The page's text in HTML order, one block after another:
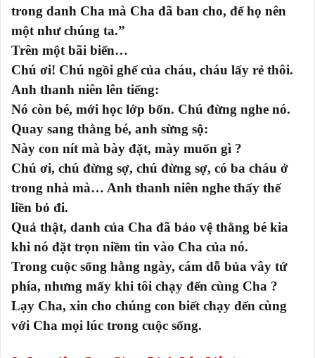
trong danh Cha mà Cha đã ban cho, để họ nên
một như chúng ta.”
Trên một bãi biển…
Chú ơi! Chú ngồi ghế của cháu, cháu lấy rẻ thôi.
Anh thanh niên lên tiếng:
Nó còn bé, mới học lớp bốn. Chú đừng nghe nó.
Quay sang thằng bé, anh sừng sộ:
Này con nít mà bày đặt, mày muốn gì ?
Chú ơi, chú đừng sợ, chú đừng sợ, có ba cháu ở
trong nhà mà… Anh thanh niên nghe thấy thế
liền bỏ đi.
Quả thật, danh của Cha đã bảo vệ thằng bé kia
khi nó đặt trọn niềm tin vào Cha của nó.
Trong cuộc sống hằng ngày, cám dỗ bủa vây tứ
phía, nhưng mấy khi tôi chạy đến cùng Cha ?
Lạy Cha, xin cho chúng con biết chạy đến cùng
với Cha mọi lúc trong cuộc sống.